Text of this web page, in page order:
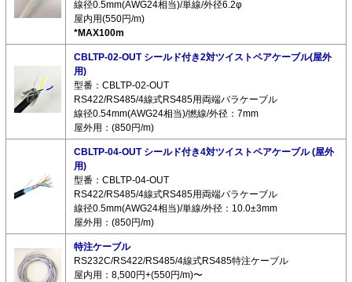
線径0.5mm(AWG24相当)/単線/外径6.2φ
屋内用(550円/m)
*MAX100m
CBLTP-02-OUT シールド付き2対ツイストペアケーブル(屋外
用)
型番：CBLTP-02-OUT
RS422/RS485/4線式RS485用両端バラケーブル
線径0.54mm(AWG24相当)/撚線/外径：7mm
屋外用：(850円/m)
CBLTP-04-OUT シールド付き4対ツイストペアケーブル (屋外
用)
型番：CBLTP-04-OUT
RS422/RS485/4線式RS485用両端バラケーブル
線径0.5mm(AWG24相当)/単線/外径：10.0±3mm
屋外用：(850円/m)
特注ケーブル
RS232C/RS422/RS485/4線式RS485特注ケーブル
屋内用：8,500円+(550円/m)〜